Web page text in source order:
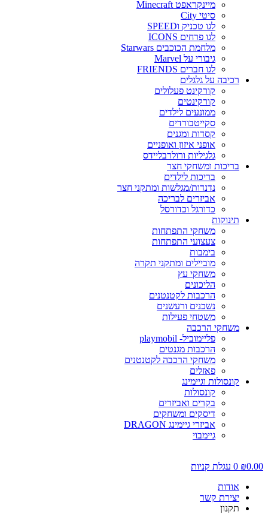
מיינקראפט Minecraft
סיטי City
לגו טכניק וSPEED
לגו פרחים ICONS
מלחמת הכוכבים Starwars
גיבורי על Marvel
לגו חברים FRIENDS
רכיבה על גלגלים
קורקינט פעלולים
קורקינטים
ממונעים לילדים
סקייטבורדים
קסדות ומגנים
אופני איזון ואופניים
גלגיליות ורולרבליידס
בריכות ומשחקי חצר
בריכות לילדים
נדנדות/מגלשות ומתקני חצר
אביזרים לבריכה
כדורגל וכדורסל
תינוקות
משחקי התפתחות
צעצועי התפתחות
בימבות
מוביילים ומתקני תקרה
משחקי עץ
הליכונים
הרכבות לקטנטנים
נשכנים ורעשנים
משטחי פעילות
משחקי הרכבה
פליימוביל- playmobil
הרכבות מגנטים
משחקי הרכבה לקטנטנים
פאזלים
קונסולות וגיימינג
קונסולות
בקרים ואביזרים
דיסקים ומשחקים
אביזרי גיימינג DRAGON
גיימבוי
₪0.00
0 עגלת קניות
אודות
יצירת קשר
תקנון